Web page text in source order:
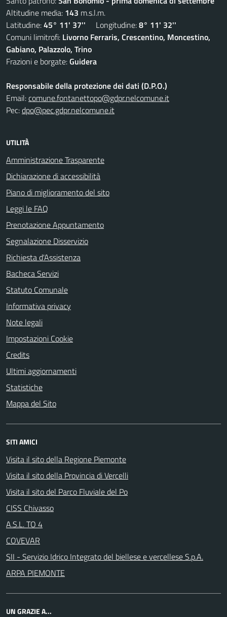
Altitudine media: 143 m.s.l.m.
Latitudine:45° 11' 37'' Longitudine:8° 11' 32''
Comuni limitrofi: Livorno Ferraris, Crescentino, Moncestino,
Gabiano, Palazzolo, Trino
Frazioni e borgate:Guidera
Responsabile della protezione dei dati (D.P.O.)
Email:comune.fontanettopo@gdpr.nelcomune.it
Pec:dpo@pec.gdpr.nelcomune.it
UTILITÀ
Amministrazione Trasparente
Dichiarazione di accessibilità
Piano di miglioramento del sito
Leggi le FAQ
Prenotazione Appuntamento
Segnalazione Disservizio
Richiesta d'Assistenza
Bacheca Servizi
Statuto Comunale
Informativa privacy
Note legali
Impostazioni Cookie
Credits
Ultimi aggiornamenti
Statistiche
Mappa del Sito
SITI AMICI
Visita il sito della Regione Piemonte
Visita il sito della Provincia di Vercelli
Visita il sito del Parco Fluviale del Po
CISS Chivasso
A.S.L. TO 4
COVEVAR
SII - Servizio Idrico Integrato del biellese e vercellese S.p.A.
ARPA PIEMONTE
UN GRAZIE A...